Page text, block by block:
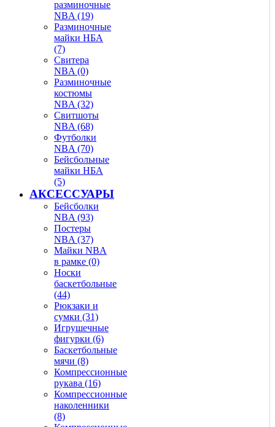
разминочные
NBA (19)
Разминочные
майки НБА
(7)
Свитера
NBA (0)
Разминочные
костюмы
NBA (32)
Свитшоты
NBA (68)
Футболки
NBA (70)
Бейсбольные
майки НБА
(5)
АКСЕССУАРЫ
Бейсболки
NBA (93)
Постеры
NBA (37)
Майки NBA
в рамке (0)
Носки
баскетбольные
(44)
Рюкзаки и
сумки (31)
Игрушечные
фигурки (6)
Баскетбольные
мячи (8)
Компрессионные
рукава (16)
Компрессионные
наколенники
(8)